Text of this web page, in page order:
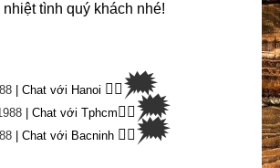
tình quý khách nhé!
| Chat với Hanoi 👉🏽🗯
| Chat với Tphcm 👉🏽🗯
| Chat với Bacninh 👉🏽🗯